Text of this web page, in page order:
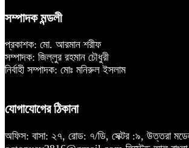
সম্পাদক মন্ডলী
প্রকাশক: মো. আরমান শরীফ
সম্পাদক: জিল্লুর রহমান চৌধুরী
নির্বাহী সম্পাদক: মোঃ মনিরুল ইসলাম
যোগাযোগের ঠিকানা
অফিস: বাসা: ২৭, রোড: ৭/ডি, সেক্টর :৯, উত্তরা